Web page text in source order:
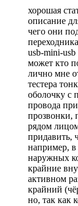
хорошая
описание
чего они
usb-mini-usb
может кто
лично мне
тестера
оболочку с
провода
прозвонки,
рядом
придавить,
например, в
наружных
крайние
активном
крайний
но, так как